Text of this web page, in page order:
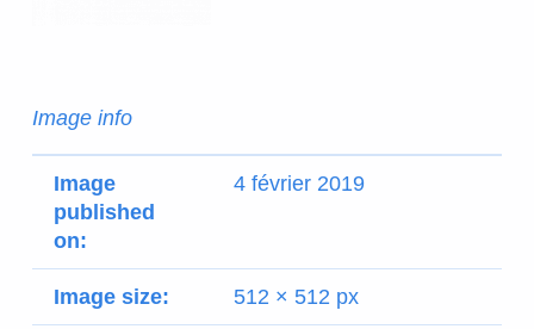
Image info
Image
published
on:
4 février 2019
Image size: 512 × 512 px